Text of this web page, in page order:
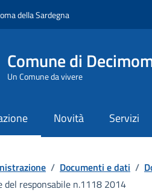
della Sardegna
Comune di
Un Comune da vivere
Novità Servizi
/ Documenti e dati /
del responsabile n.1118 2014